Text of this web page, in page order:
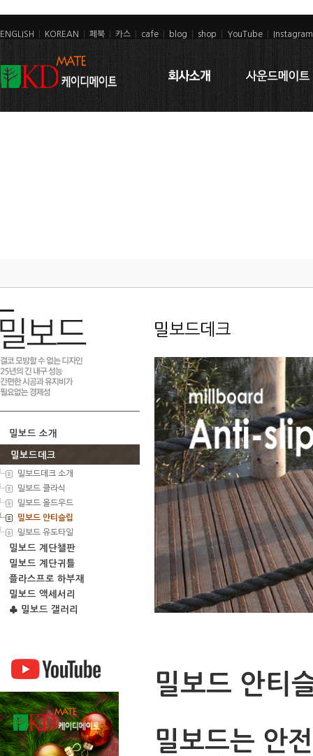
ENGLISH KOREAN 페북 카스 cafe blog shop YouTube Instagram
밀보드 소개
밀보드데크
밀보드데크 소개
밀보드 클라식
밀보드 올드우드
밀보드 안티슬립
밀보드 유도타일
밀보드 계단챌판
밀보드 계단귀틀
플라스프로 하부재
밀보드 액세서리
♣ 밀보드 갤러리
밀보드데크
밀보드 안티
밀보드는 안